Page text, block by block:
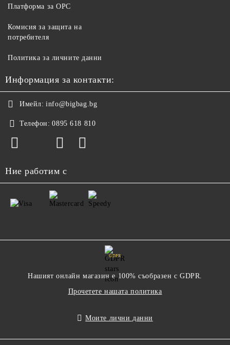
Платформа за ОРС
Комисия за защита на
потребителя
Политика за личните данни
Информация за контакти:
Имейл: info@bigbag.bg
Телефон: 0895 618 810
Ние работим с
GDPR
Нашият онлайн магазин е 100% съобразен с GDPR.
Прочетете нашата политика
Моите лични данни